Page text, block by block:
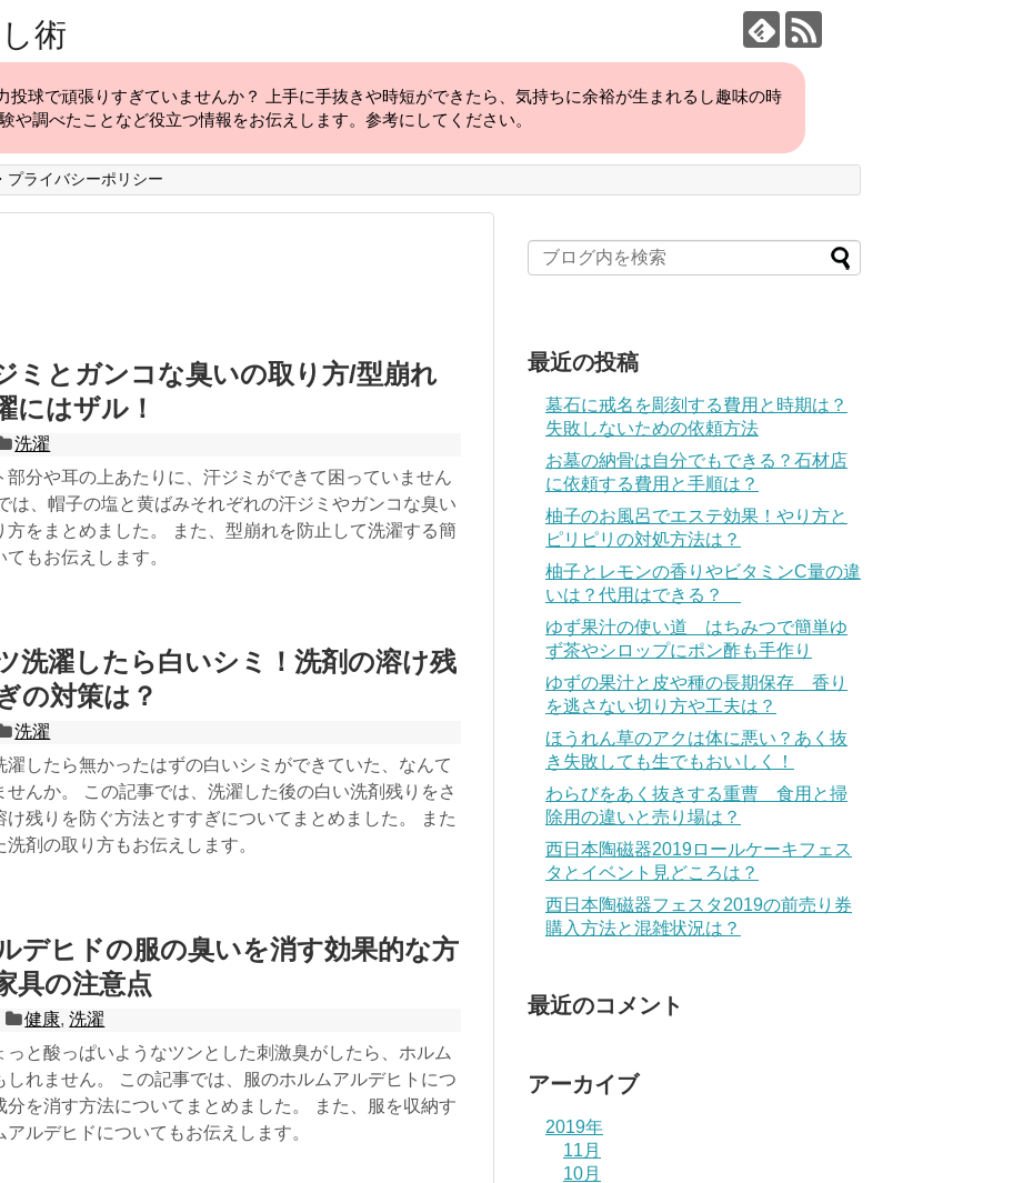
術
投球で頑張りすぎていませんか？ 上手に手抜きや時短ができたら、気持ちに余裕が生まれるし趣味の時
や調べたことなど役立つ情報をお伝えします。参考にしてください。
プライバシーポリシー
ミとガンコな臭いの取り方/型崩れ
にはザル！
洗濯
部分や耳の上あたりに、汗ジミができて困っていません
は、帽子の塩と黄ばみそれぞれの汗ジミやガンコな臭い
方をまとめました。 また、型崩れを防止して洗濯する簡
もお伝えします。
洗濯したら白いシミ！洗剤の溶け残
の対策は？
洗濯
濯したら無かったはずの白いシミができていた、なんて
せんか。 この記事では、洗濯した後の白い洗剤残りをさ
け残りを防ぐ方法とすすぎについてまとめました。 また
剤の取り方もお伝えします。
デヒドの服の臭いを消す効果的な方
具の注意点
健康,洗濯
っと酸っぱいようなツンとした刺激臭がしたら、ホルム
しれません。 この記事では、服のホルムアルデヒトにつ
分を消す方法についてまとめました。 また、服を収納す
アルデヒドについてもお伝えします。
最近の投稿
墓石に戒名を彫刻する費用と時期は？
失敗しないための依頼方法
お墓の納骨は自分でもできる？石材店
に依頼する費用と手順は？
柚子のお風呂でエステ効果！やり方と
ピリピリの対処方法は？
柚子とレモンの香りやビタミンC量の違
いは？代用はできる？
ゆず果汁の使い道 はちみつで簡単ゆ
ず茶やシロップにポン酢も手作り
ゆずの果汁と皮や種の長期保存 香り
を逃さない切り方や工夫は？
ほうれん草のアクは体に悪い？あく抜
き失敗しても生でもおいしく！
わらびをあく抜きする重曹 食用と掃
除用の違いと売り場は？
西日本陶磁器2019ロールケーキフェス
タとイベント見どころは？
西日本陶磁器フェスタ2019の前売り券
購入方法と混雑状況は？
最近のコメント
アーカイブ
2019年
11月
10月